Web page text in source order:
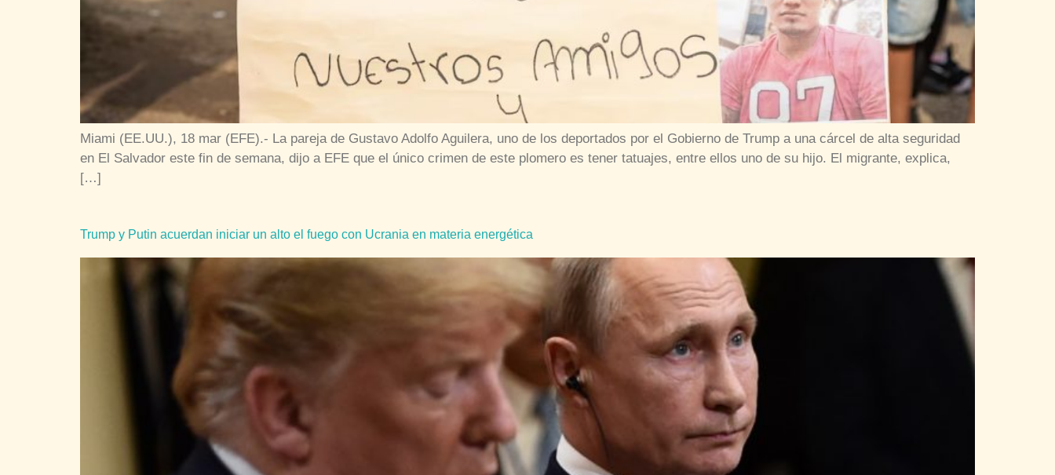
Miami (EE.UU.), 18 mar (EFE).- La pareja de Gustavo Adolfo Aguilera, uno de los deportados por el Gobierno de Trump a una cárcel de alta seguridad
en El Salvador este fin de semana, dijo a EFE que el único crimen de este plomero es tener tatuajes, entre ellos uno de su hijo. El migrante, explica,
[…]
Trump y Putin acuerdan iniciar un alto el fuego con Ucrania en materia energética